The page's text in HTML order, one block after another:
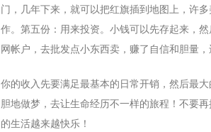
门，几年下来，就可以把红旗插到地图上，许
作。第五份：用来投资。小钱可以先存起来，
网帐户，去批发点小东西卖，赚了自信和胆量，
你的收入先要满足最基本的日常开销，然后最
胆地做梦，去让生命经历不一样的旅程！不要
的生活越来越快乐！